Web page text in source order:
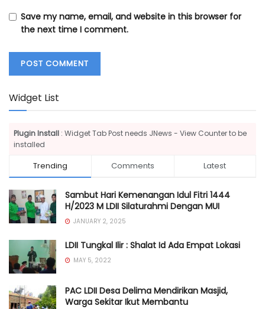
Save my name, email, and website in this browser for
the next time I comment.
Widget List
Plugin Install : Widget Tab Post needs JNews - View Counter to be
installed
Trending Comments Latest
Sambut Hari Kemenangan Idul Fitri 1444
H/2023 M LDII Silaturahmi Dengan MUI
JANUARY 2, 2025
LDII Tungkal Ilir : Shalat Id Ada Empat Lokasi
MAY 5, 2022
PAC LDII Desa Delima Mendirikan Masjid,
Warga Sekitar Ikut Membantu